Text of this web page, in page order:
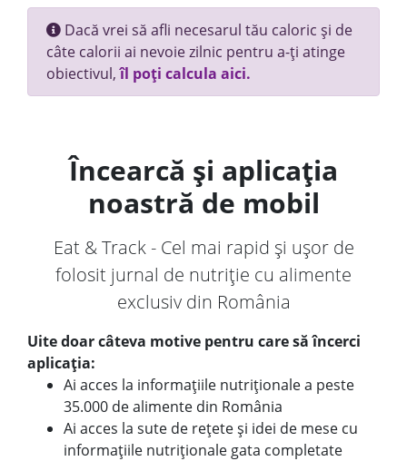
Dacă vrei să afli necesarul tău caloric și de
câte calorii ai nevoie zilnic pentru a-ți atinge
obiectivul,îl poți calcula aici.
Încearcă și aplicația
noastră de mobil
Eat & Track - Cel mai rapid și ușor de
folosit jurnal de nutriție cu alimente
exclusiv din România
Uite doar câteva motive pentru care să încerci
aplicația:
Ai acces la informațiile nutriționale a peste
35.000 de alimente din România
Ai acces la sute de rețete și idei de mese cu
informațiile nutriționale gata completate